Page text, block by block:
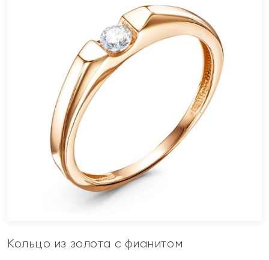
Кольцо из золота с фианитом